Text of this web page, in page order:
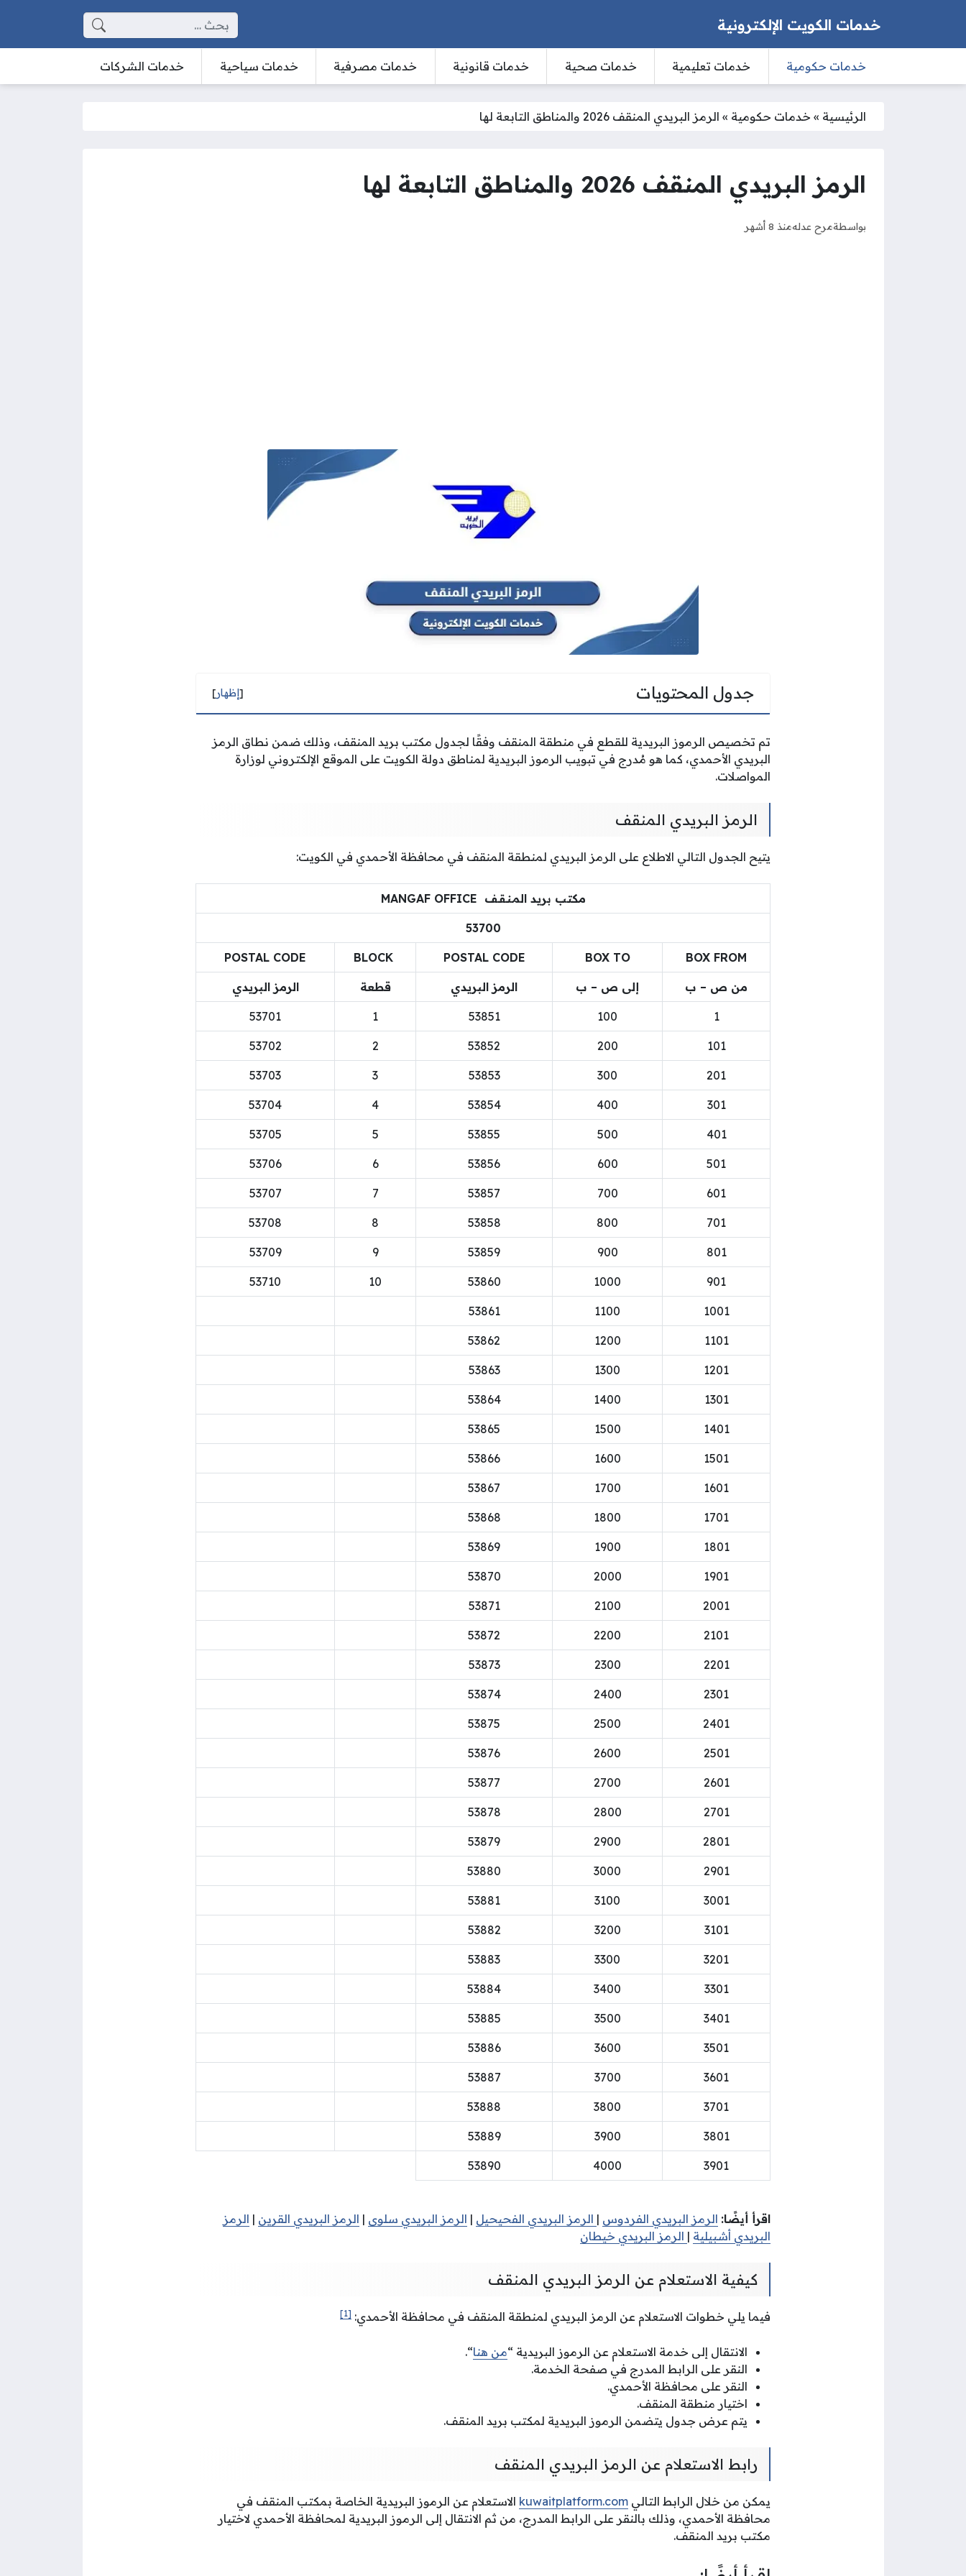
خدمات الكويت الإلكترونية البحث عن:
خدمات حكومية خدمات تعليمية خدمات صحية خدمات قانونية خدمات مصرفية خدمات سياحية خدمات الشركات
الرئيسية » خدمات حكومية » الرمز البريدي المنقف 2026 والمناطق التابعة لها
الرمز البريدي المنقف 2026 والمناطق التابعة لها
بواسطةمرح عدلهمنذ 8 أشهر
جدول المحتويات [إظهار]
تم تخصيص الرموز البريدية للقطع في منطقة المنقف وفقًا لجدول مكتب بريد المنقف، وذلك ضمن نطاق الرمز
البريدي الأحمدي، كما هو مُدرج في تبويب الرموز البريدية لمناطق دولة الكويت على الموقع الإلكتروني لوزارة
المواصلات.
الرمز البريدي المنقف
يتيح الجدول التالي الاطلاع على الرمز البريدي لمنطقة المنقف في محافظة الأحمدي في الكويت:
مكتب بريد المـنـقـف MANGAF OFFICE
53700
BOX FROM
BOX TO
POSTAL CODE
BLOCK
POSTAL CODE
من ص – ب إلى ص – ب الرمز البريدي قطعة الرمز البريدي
1
100
53851
1
53701
101
200
53852
2
53702
201
300
53853
3
53703
301
400
53854
4
53704
401
500
53855
5
53705
501
600
53856
6
53706
601
700
53857
7
53707
701
800
53858
8
53708
801
900
53859
9
53709
901
1000
53860
10
53710
1001
1100
53861
1101
1200
53862
1201
1300
53863
1301
1400
53864
1401
1500
53865
1501
1600
53866
1601
1700
53867
1701
1800
53868
1801
1900
53869
1901
2000
53870
2001
2100
53871
2101
2200
53872
2201
2300
53873
2301
2400
53874
2401
2500
53875
2501
2600
53876
2601
2700
53877
2701
2800
53878
2801
2900
53879
2901
3000
53880
3001
3100
53881
3101
3200
53882
3201
3300
53883
3301
3400
53884
3401
3500
53885
3501
3600
53886
3601
3700
53887
3701
3800
53888
3801
3900
53889
3901
4000
53890
اقرأ أيضًا: الرمز البريدي الفردوس | الرمز البريدي الفحيحيل | الرمز البريدي سلوى | الرمز البريدي القرين | الرمز
البريدي أشبيلية | الرمز البريدي خيطان
كيفية الاستعلام عن الرمز البريدي المنقف
فيما يلي خطوات الاستعلام عن الرمز البريدي لمنطقة المنقف في محافظة الأحمدي: [1]
الانتقال إلى خدمة الاستعلام عن الرموز البريدية “من هنا“.
النقر على الرابط المدرج في صفحة الخدمة.
النقر على محافظة الأحمدي.
اختيار منطقة المنقف.
يتم عرض جدول يتضمن الرموز البريدية لمكتب بريد المنقف.
رابط الاستعلام عن الرمز البريدي المنقف
يمكن من خلال الرابط التالي kuwaitplatform.com الاستعلام عن الرموز البريدية الخاصة بمكتب المنقف في
محافظة الأحمدي، وذلك بالنقر على الرابط المدرج، من ثم الانتقال إلى الرموز البريدية لمحافظة الأحمدي لاختيار
مكتب بريد المنقف.